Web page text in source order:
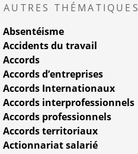
AUTRES THÉMATIQUES
Absentéisme
Accidents du travail
Accords
Accords d’entreprises
Accords Internationaux
Accords interprofessionnels
Accords professionnels
Accords territoriaux
Actionnariat salarié